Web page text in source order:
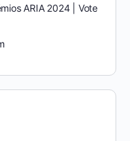
ARIA 2024 | Vote